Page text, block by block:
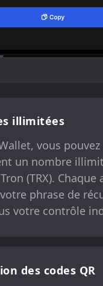
illimitées
vous
un nombre
(TRX). Chaque
phrase de
votre contrôle
des codes QR